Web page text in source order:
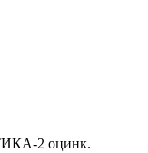
2 оцинк.